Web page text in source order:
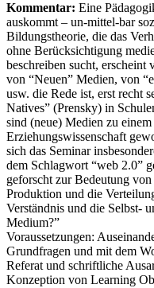
Kommentar: Eine
auskommt – un-mittel-bar
Bildungstheorie, die das
ohne Berücksichtigung
beschreiben sucht,
von “Neuen” Medien, von
usw. die Rede ist, erst recht
Natives” (Prensky) in
sind (neue) Medien zu
Erziehungswissenschaft
sich das Seminar
dem Schlagwort “web 2.0”
geforscht zur Bedeutung
Produktion und die
Verständnis und die Selbst-
Medium?”
Voraussetzungen:
Grundfragen und mit dem
Referat und schriftliche
Konzeption von Learning